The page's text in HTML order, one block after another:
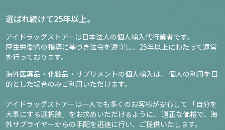
選ばれ続けて25年以上。
アイドラッグストアーは日本法人の個人輸入代行業者です。
厚生労働省の指導に基づき法令を遵守し、 25年以上にわたって運営
を行っております。
海外医薬品・化粧品・サプリメントの個人輸入は、 個人の利用を目
的とした場合のみご利用いただけます。
アイドラッグストアーは一人でも多くのお客様が安心して
「自分を
大事にする選択肢」をお求めいただけるように、 適正な価格で、海
外サプライヤーからの手配を迅速に行い、ご提供いたします。